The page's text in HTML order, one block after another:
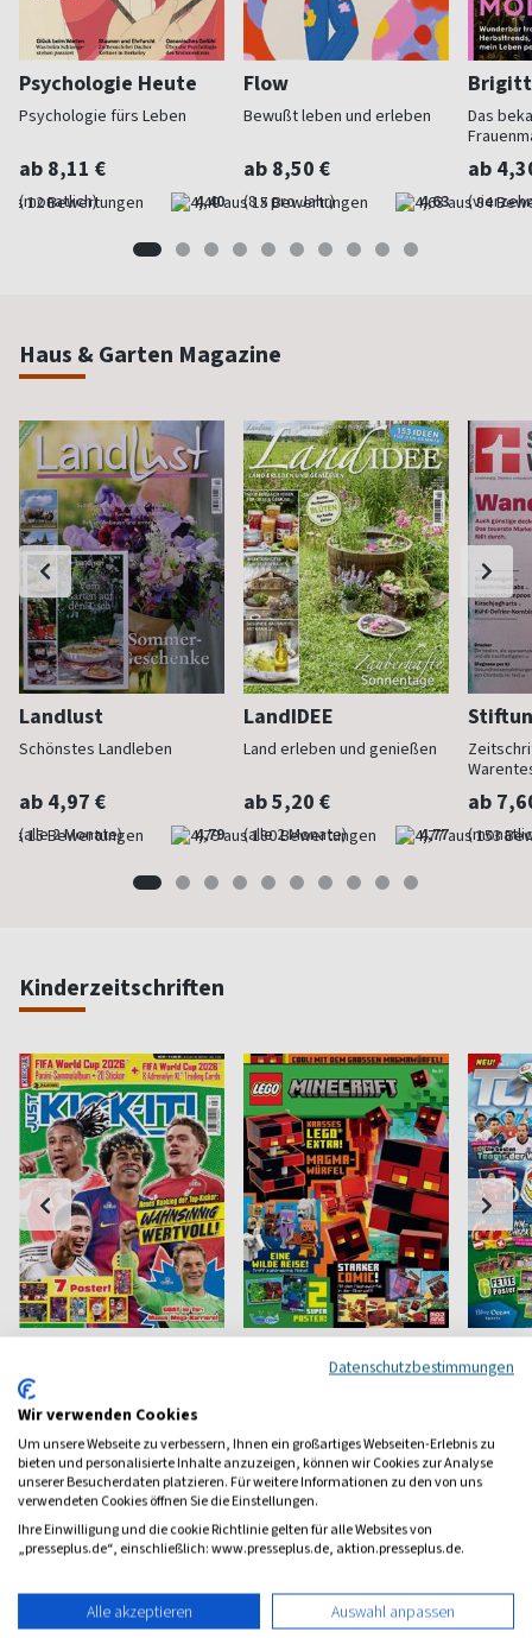
Psychologie Heute
Psychologie fürs Leben
ab 8,11 €
(monatlich) 4,40
Flow
Bewußt leben und erleben
ab 8,50 €
(8 x pro Jahr) 4,63
Das
ab
Haus & Garten Magazine
Landlust
Schönstes Landleben
ab 4,97 €
(alle 2 Monate) 4,79
LandIDEE
Land erleben und genießen
ab 5,20 €
(alle 2 Monate) 4,77
ab
Kinderzeitschriften
Fußball für Jugendliche
ab 7,32 €
(9 x pro Jahr) 4,53
Das Magazin zum Game
ab 5,99 €
(13 x pro Jahr) 4,93
Für
ab
(9 x pro
Datenschutzbestimmungen
Wir verwenden Cookies
Um unsere Webseite zu verbessern, Ihnen ein großartiges Webseiten-Erlebnis zu
bieten und personalisierte Inhalte anzuzeigen, können wir Cookies zur Analyse
unserer Besucherdaten platzieren. Für weitere Informationen zu den von uns
verwendeten Cookies öffnen Sie die Einstellungen.
Ihre Einwilligung und die cookie Richtlinie gelten für alle Websites von
„presseplus.de“, einschließlich: www.presseplus.de, aktion.presseplus.de.
Alle akzeptieren Auswahl anpassen